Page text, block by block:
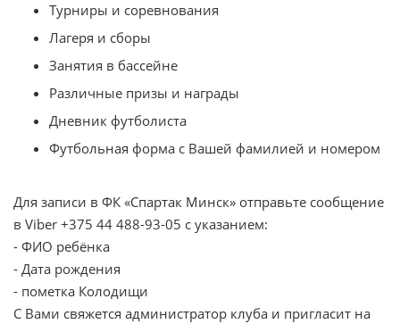
Турниры и соревнования
Лагеря и сборы
Занятия в бассейне
Различные призы и награды
Дневник футболиста
Футбольная форма с Вашей фамилией и номером
Для записи в ФК «Спартак Минск» отправьте сообщение
в Viber +375 44 488-93-05 с указанием:
- ФИО ребёнка
- Дата рождения
- пометка Колодищи
С Вами свяжется администратор клуба и пригласит на